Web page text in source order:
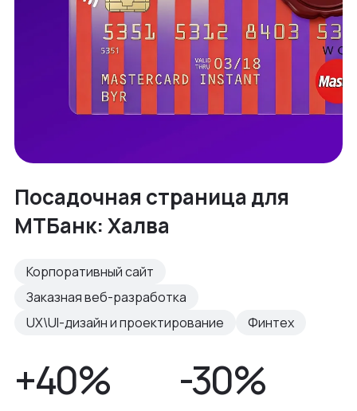
Посадочная страница для
МТБанк: Халва
Корпоративный сайт
Заказная веб-разработка
UX\UI-дизайн и проектирование
Финтех
+40% -30%